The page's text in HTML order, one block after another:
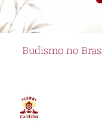
Budismo no